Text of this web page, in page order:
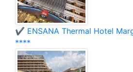
✔️ ENSANA Thermal Hotel
****